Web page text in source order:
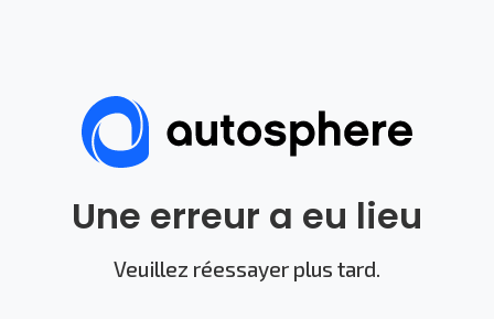
Une erreur a eu lieu
Veuillez réessayer plus tard.